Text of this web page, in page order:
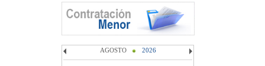
AGOSTO 2026